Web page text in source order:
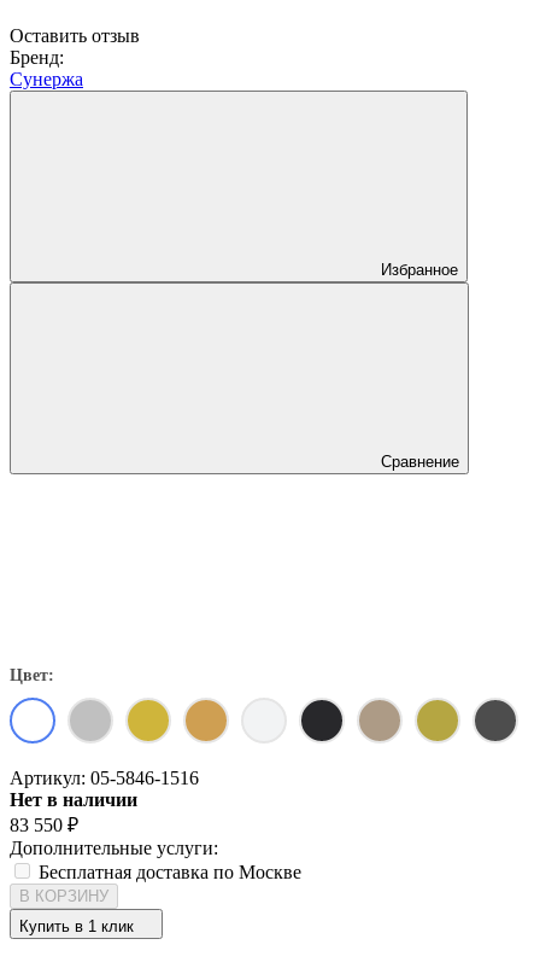
Оставить отзыв
Бренд:
Сунержа
Избранное
Сравнение
Цвет:
Артикул: 05-5846-1516
Нет в наличии
83 550 ₽
Дополнительные услуги:
Бесплатная доставка по Москве
В КОРЗИНУ
Купить в 1 клик